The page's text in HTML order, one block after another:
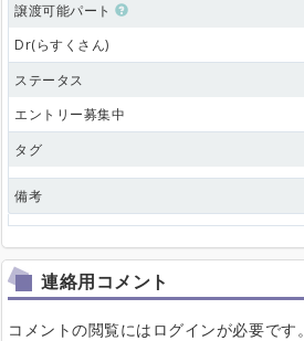
譲渡可能パート
Dr(らすくさん)
ステータス
エントリー募集中
タグ
備考
連絡用コメント
コメントの閲覧にはログインが必要です。